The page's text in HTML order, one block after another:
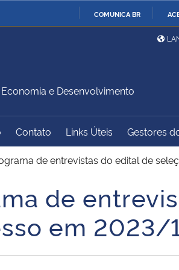
COMUNICA BR
Ministério da Defesa
Ministério
Exteriores
Ministério do
Desenvolvimento Regional
União
Advocacia-Geral da União Banco
e Desenvolvimento
Contato Links Úteis Gestores
de entrevistas do edital de
de
em 2023/